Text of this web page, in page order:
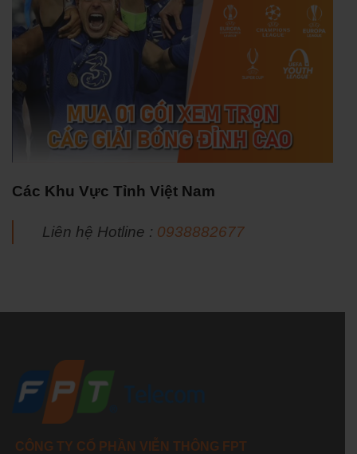
Các Khu Vực Tỉnh Việt Nam
Liên hệ Hotline : 0938882677
CÔNG TY CỔ PHẦN VIỄN THÔNG FPT